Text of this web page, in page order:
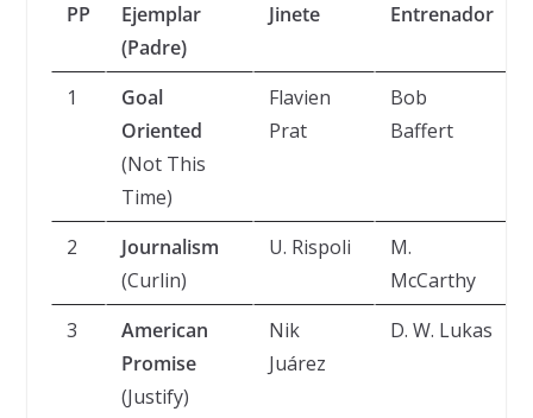
PP
Ejemplar
(Padre)
Jinete Entrenador
1
Goal
Oriented
(Not This
Time)
Flavien
Prat
Bob
Baffert
2
Journalism
(Curlin)
U. Rispoli
M.
McCarthy
3
American
Promise
(Justify)
Nik
Juárez
D. W. Lukas